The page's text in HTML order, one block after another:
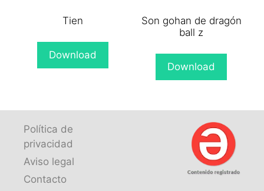
Tien
Download
Son gohan de dragón
ball z
Download
Política de
privacidad
Aviso legal
Contacto